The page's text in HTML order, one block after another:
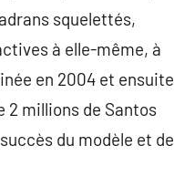
squelettés,
à elle-même, à
en 2004 et ensuite
2 millions de Santos
du modèle et de